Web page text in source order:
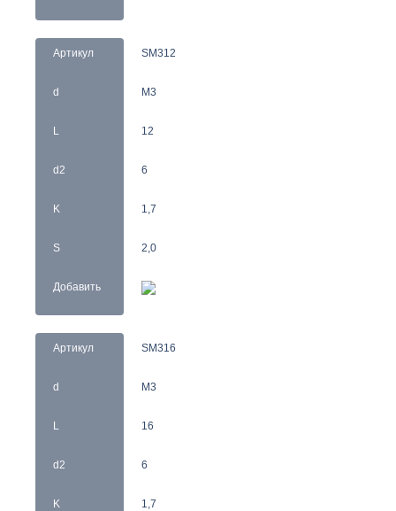
Артикул
d
L
d2
K
S
Добавить
SM312
M3
12
6
1,7
2,0
Артикул
d
L
d2
K
SM316
M3
16
6
1,7